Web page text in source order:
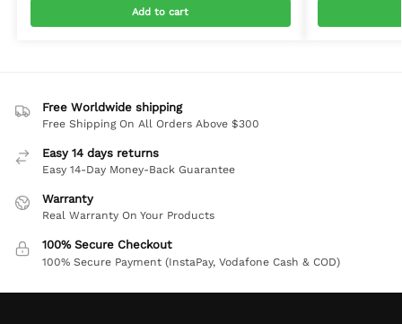
Add to cart
Free Worldwide shipping
Free Shipping On All Orders Above $300
Easy 14 days returns
Easy 14-Day Money-Back Guarantee
Warranty
Real Warranty On Your Products
100% Secure Checkout
100% Secure Payment (InstaPay, Vodafone Cash & COD)